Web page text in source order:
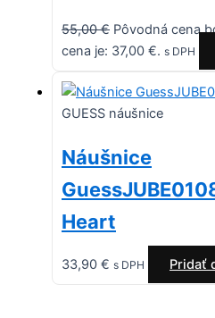
55,00€ Pôvodná cena
cena je: 37,00 €. s DPH
GUESS náušnice
Náušnice
Heart
33,90 € s DPH Pridať